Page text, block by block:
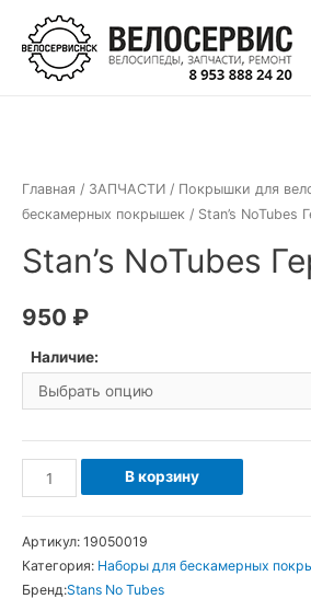
Перейти
содержимому
Главная / ЗАПЧАСТИ / Покрышки для
бескамерных покрышек / Stan’s NoTubes
Stan’s NoTubes
950 ₽
Наличие:
Количество
товара
NoTubes
Герметик
В корзину
Артикул: 19050019
Категория: Наборы для бескамерных
Бренд:Stans No Tubes